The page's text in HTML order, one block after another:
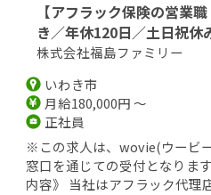
【アフラック保険の営業
き／年休120日／土日祝休
株式会社福島ファミリー
いわき市
月給180,000円 ～
正社員
※この求人は、wovie(ウービ
窓口を通じての受付となりま
内容》 当社はアフラック代理